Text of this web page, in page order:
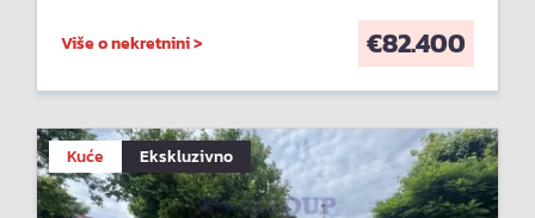
Više o nekretnini > €82.400
Kuće Ekskluzivno